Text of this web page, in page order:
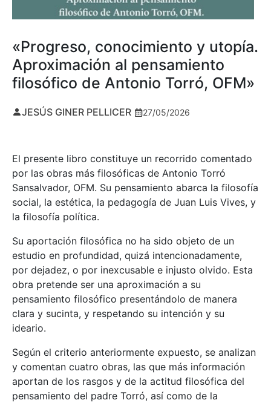
«Progreso, conocimiento y utopía.
Aproximación al pensamiento
filosófico de Antonio Torró, OFM»
JESÚS GINER PELLICER 27/05/2026
El presente libro constituye un recorrido comentado
por las obras más filosóficas de Antonio Torró
Sansalvador, OFM. Su pensamiento abarca la filosofía
social, la estética, la pedagogía de Juan Luis Vives, y
la filosofía política.
Su aportación filosófica no ha sido objeto de un
estudio en profundidad, quizá intencionadamente,
por dejadez, o por inexcusable e injusto olvido. Esta
obra pretende ser una aproximación a su
pensamiento filosófico presentándolo de manera
clara y sucinta, y respetando su intención y su
ideario.
Según el criterio anteriormente expuesto, se analizan
y comentan cuatro obras, las que más información
aportan de los rasgos y de la actitud filosófica del
pensamiento del padre Torró, así como de la